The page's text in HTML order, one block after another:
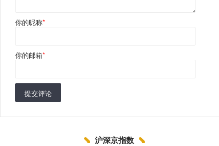
你的昵称*
你的邮箱*
提交评论
沪深京指数